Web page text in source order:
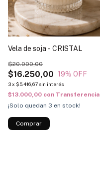
Vela de soja - CRISTAL
$16.250,00
$20.000,00
19% OFF
3x $5.416,67 sin interés
$13.000,00 con Transferencia
¡Solo quedan 3 en stock!
Comprar